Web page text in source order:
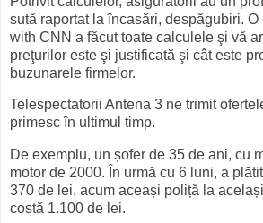
sută raportat la încasări, despăgubiri.
with CNN a făcut toate calculele şi vă
preţurilor este şi justificată şi cât este
buzunarele firmelor.
Telespectatorii Antena 3 ne trimit
primesc în ultimul timp.
De exemplu, un șofer de 35 de ani, cu
motor de 2000. În urmă cu 6 luni, a
370 de lei, acum aceași poliță la
costă 1.100 de lei.